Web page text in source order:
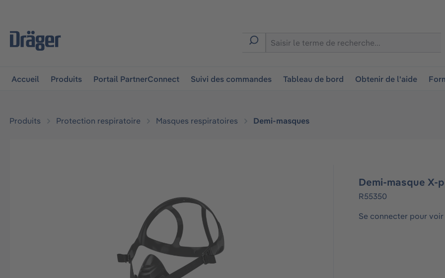
Accueil Produits Portail PartnerConnect Suivi des commandes Tableau de bord Obtenir de l'aide
Produits Protection respiratoire Masques respiratoires Demi-masques
Demi-masque X-
R55350
Se connecter pour